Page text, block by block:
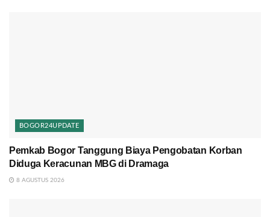
BOGOR24UPDATE
Pemkab Bogor Tanggung Biaya Pengobatan Korban
Diduga Keracunan MBG di Dramaga
8 AGUSTUS 2026